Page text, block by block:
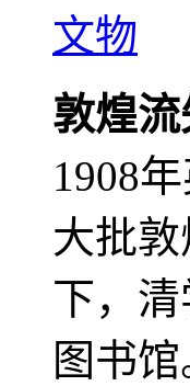
敦煌
1908
大批
下，
图书